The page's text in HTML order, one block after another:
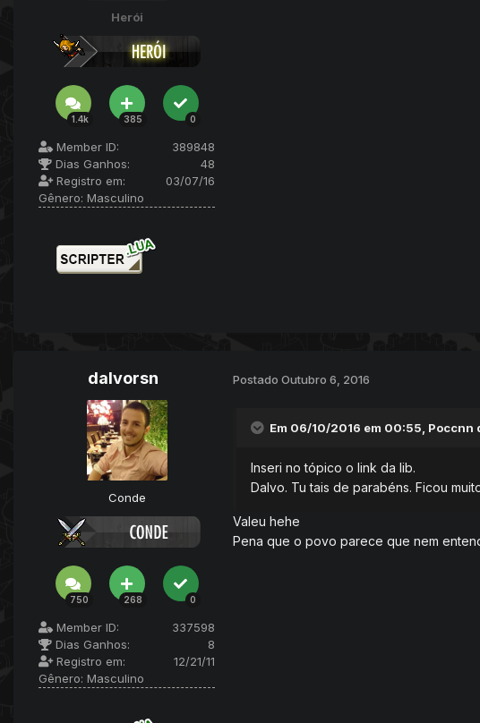
Herói
1.4k 385 0
Member ID:
389848
Dias Ganhos:
48
Registro em:
03/07/16
Gênero: Masculino
dalvorsn
Conde
750 268 0
Member ID:
337598
Dias Ganhos:
8
Registro em:
12/21/11
Gênero: Masculino
Postado Outubro 6, 2016
Em 06/10/2016 em 00:55, Poccnn
Inseri no tópico o link da lib.
Dalvo. Tu tais de parabéns. Ficou
Valeu hehe
Pena que o povo parece que nem